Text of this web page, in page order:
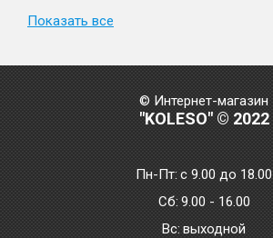
Показать все
© Интернет-магазин
"KOLESO" © 2022
Пн-Пт:с 9.00 до 18.00
Сб: 9.00 - 16.00
Bc: выходной